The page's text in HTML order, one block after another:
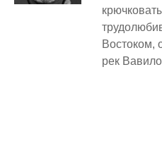
Востоком,
рек